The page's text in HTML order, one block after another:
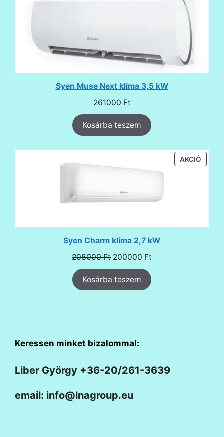
Syen Muse Next klíma 3,5 kW
261000 Ft
Kosárba teszem
AKCIÓ
Syen Charm klíma 2,7 kW
208000Ft Original
price
was:
208000 Ft.
200000 Ft
Kosárba teszem
Keressen minket bizalommal:
Liber György +36-20/261-3639
email: info@lnagroup.eu